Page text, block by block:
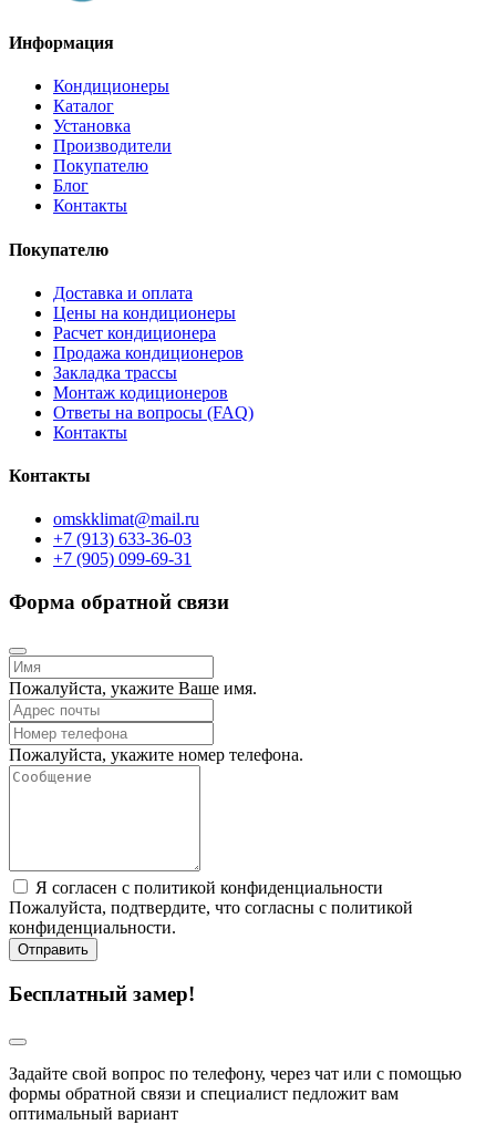
Информация
Кондиционеры
Каталог
Установка
Производители
Покупателю
Блог
Контакты
Покупателю
Доставка и оплата
Цены на кондиционеры
Расчет кондиционера
Продажа кондиционеров
Закладка трассы
Монтаж кодиционеров
Ответы на вопросы (FAQ)
Контакты
Контакты
omskklimat@mail.ru
+7 (913) 633-36-03
+7 (905) 099-69-31
Форма обратной связи
Пожалуйста, укажите Ваше имя.
Пожалуйста, укажите номер телефона.
Я согласен с политикой конфиденциальности
Пожалуйста, подтвердите, что согласны с политикой
конфиденциальности.
Отправить
Бесплатный замер!
Задайте свой вопрос по телефону, через чат или с помощью
формы обратной связи и специалист педложит вам
оптимальный вариант